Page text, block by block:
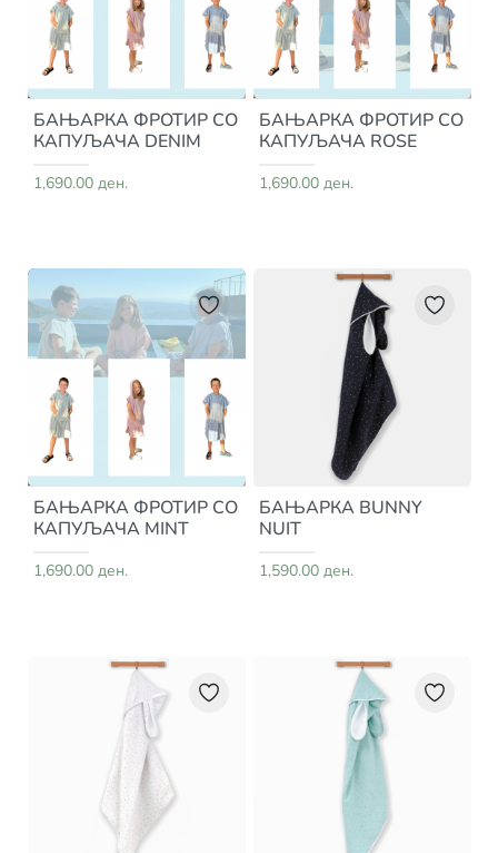
БАЊАРКА ФРОТИР СО
КАПУЉАЧА DENIM
1,690.00 ден.
БАЊАРКА ФРОТИР СО
КАПУЉАЧА ROSE
1,690.00 ден.
БАЊАРКА ФРОТИР СО
КАПУЉАЧА MINT
1,690.00 ден.
БАЊАРКА BUNNY
NUIT
1,590.00 ден.